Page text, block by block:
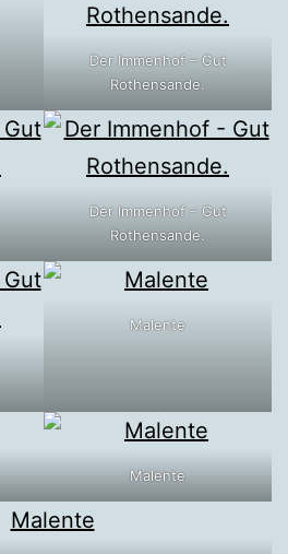
Der Immenhof – Gut
Rothensande.
Der Immenhof – Gut
Rothensande.
Malente
Malente